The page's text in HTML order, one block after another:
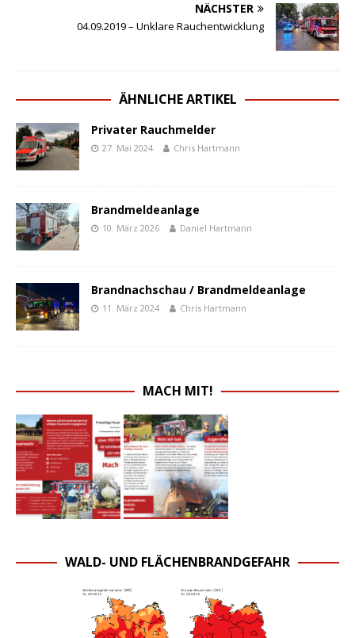
NÄCHSTER
04.09.2019 – Unklare Rauchentwicklung
ÄHNLICHE ARTIKEL
Privater Rauchmelder
27. Mai 2024 Chris Hartmann
Brandmeldeanlage
10. März 2026 Daniel Hartmann
Brandnachschau / Brandmeldeanlage
11. März 2024 Chris Hartmann
MACH MIT!
WALD- UND FLÄCHENBRANDGEFAHR